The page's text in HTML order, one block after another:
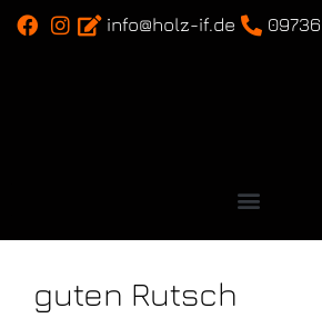
info@holz-if.de
guten Rutsch